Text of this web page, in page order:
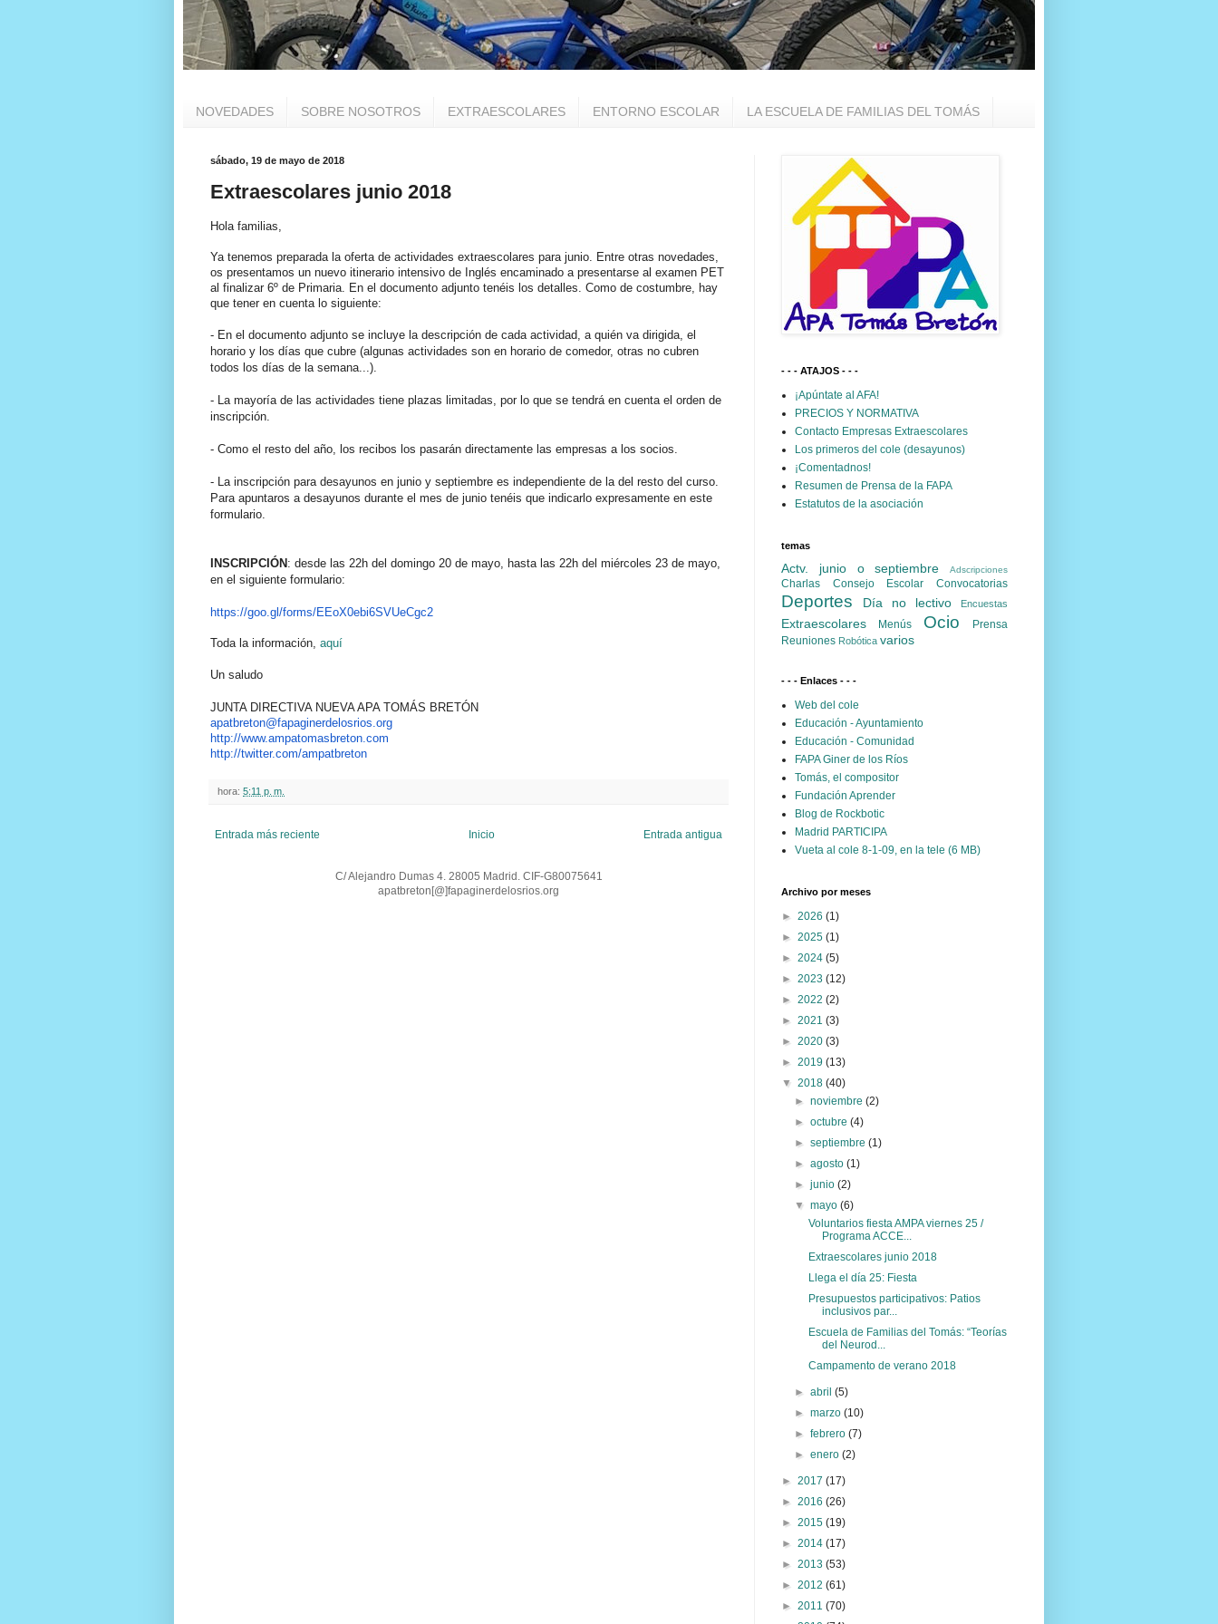
NOVEDADES SOBRE NOSOTROS EXTRAESCOLARES ENTORNO ESCOLAR LA ESCUELA DE FAMILIAS DEL TOMÁS
sábado, 19 de mayo de 2018
Extraescolares junio 2018
Hola familias,
Ya tenemos preparada la oferta de actividades extraescolares para junio. Entre otras novedades,
os presentamos un nuevo itinerario intensivo de Inglés encaminado a presentarse al examen PET
al finalizar 6º de Primaria. En el documento adjunto tenéis los detalles. Como de costumbre, hay
que tener en cuenta lo siguiente:
- ​En el documento adjunto se incluye la descripción de cada actividad, a quién va dirigida, el
horario y los días que cubre (algunas actividades son en horario de comedor, otras no cubren
todos los días de la semana...).
- La mayoría de las actividades tiene plazas limitadas, por lo que se tendrá en cuenta el orden de
inscripción.
- Como el resto del año, los recibos los pasarán directamente las empresas a los socios.
- La inscripción para desayunos en junio y septiembre es independiente de la del resto del curso.
Para apuntaros a desayunos durante el mes de junio tenéis que indicarlo expresamente en este
formulario.
INSCRIPCIÓN : desde las 22h del domingo 20 de mayo, hasta las 22h del ​miércoles 23 de mayo,
en el siguiente formulario:
https://goo.gl/forms/EEoX0ebi6SVUeCgc2
Toda la información, aquí
Un saludo
JUNTA DIRECTIVA NUEVA APA TOMÁS BRETÓN
apatbreton@fapaginerdelosrios.org
http://www.ampatomasbreton.com
http://twitter.com/ampatbreton
hora: 5:11 p. m.
Entrada más reciente Entrada antigua
Inicio
C/ Alejandro Dumas 4. 28005 Madrid. CIF-G80075641
apatbreton[@]fapaginerdelosrios.org
- - - ATAJOS - - -
¡Apúntate al AFA!
PRECIOS Y NORMATIVA
Contacto Empresas Extraescolares
Los primeros del cole (desayunos)
¡Comentadnos!
Resumen de Prensa de la FAPA
Estatutos de la asociación
temas
Actv. junio o septiembre Adscripciones
Charlas Consejo Escolar Convocatorias
Deportes Día no lectivo Encuestas
Extraescolares Menús Ocio
Prensa
Reuniones Robótica varios
- - - Enlaces - - -
Web del cole
Educación - Ayuntamiento
Educación - Comunidad
FAPA Giner de los Ríos
Tomás, el compositor
Fundación Aprender
Blog de Rockbotic
Madrid PARTICIPA
Vueta al cole 8-1-09, en la tele (6 MB)
Archivo por meses
► 2026 (1)
► 2025 (1)
► 2024 (5)
► 2023 (12)
► 2022 (2)
► 2021 (3)
► 2020 (3)
► 2019 (13)
▼ 2018 (40)
►noviembre(2)
►octubre(4)
►septiembre(1)
►agosto(1)
►junio(2)
▼mayo(6)
Voluntarios fiesta AMPA viernes 25 /
Programa ACCE...
Extraescolares junio 2018
Llega el día 25: Fiesta
Presupuestos participativos: Patios
inclusivos par...
Escuela de Familias del Tomás: “Teorías
del Neurod...
Campamento de verano 2018
►abril(5)
►marzo(10)
►febrero(7)
►enero(2)
► 2017 (17)
► 2016 (26)
► 2015 (19)
► 2014 (17)
► 2013 (53)
► 2012 (61)
► 2011 (70)